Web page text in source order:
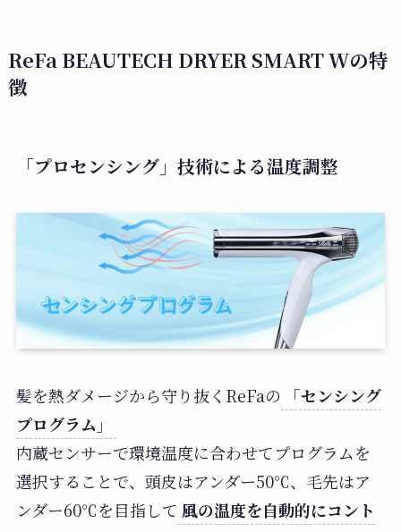
ReFa BEAUTECH DRYER SMART Wの特
徴
「プロセンシング」技術による温度調整
髪を熱ダメージから守り抜くReFaの
「センシング
プログラム」
内蔵センサーで環境温度に合わせてプログラムを
選択することで、頭皮はアンダー50℃、毛先はア
ンダー60℃を目指して 風の温度を自動的にコント